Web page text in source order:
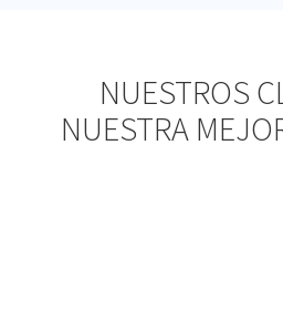
NUESTROS
NUESTRA